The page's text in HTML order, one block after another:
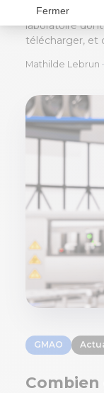
Un LIMS
laboratoire
télécharger, et
Mathilde Lebrun
GMAO